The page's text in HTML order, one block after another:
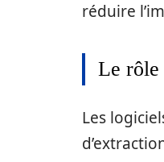
réduire
Le rôle
Les